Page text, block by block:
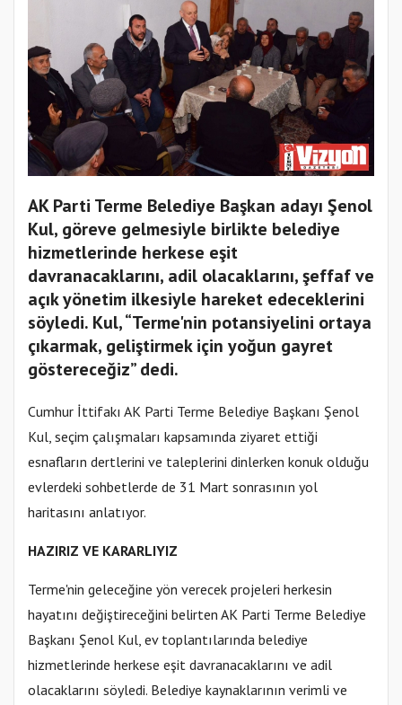
AK Parti Terme Belediye Başkan adayı Şenol
Kul, göreve gelmesiyle birlikte belediye
hizmetlerinde herkese eşit
davranacaklarını, adil olacaklarını, şeffaf ve
açık yönetim ilkesiyle hareket edeceklerini
söyledi. Kul, “Terme'nin potansiyelini ortaya
çıkarmak, geliştirmek için yoğun gayret
göstereceğiz” dedi.
Cumhur İttifakı AK Parti Terme Belediye Başkanı Şenol
Kul, seçim çalışmaları kapsamında ziyaret ettiği
esnafların dertlerini ve taleplerini dinlerken konuk olduğu
evlerdeki sohbetlerde de 31 Mart sonrasının yol
haritasını anlatıyor.
HAZIRIZ VE KARARLIYIZ
Terme'nin geleceğine yön verecek projeleri herkesin
hayatını değiştireceğini belirten AK Parti Terme Belediye
Başkanı Şenol Kul, ev toplantılarında belediye
hizmetlerinde herkese eşit davranacaklarını ve adil
olacaklarını söyledi. Belediye kaynaklarının verimli ve